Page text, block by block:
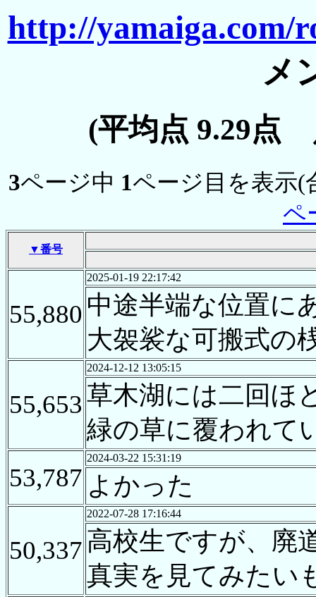
http://yamaiga.com/
メ
(平均点 9.29点
3ページ中 1ページ目を表示(
ペ
▼番号
55,880
2025-01-19 22:17:42
中途半端な位置に
大袈裟な可搬式の
55,653
2024-12-12 13:05:15
草木湖には二回ほ
緑の草に覆われて
53,787
2024-03-22 15:31:19
よかった
50,337
2022-07-28 17:16:44
高校生ですが、廃
真実を見てみたい